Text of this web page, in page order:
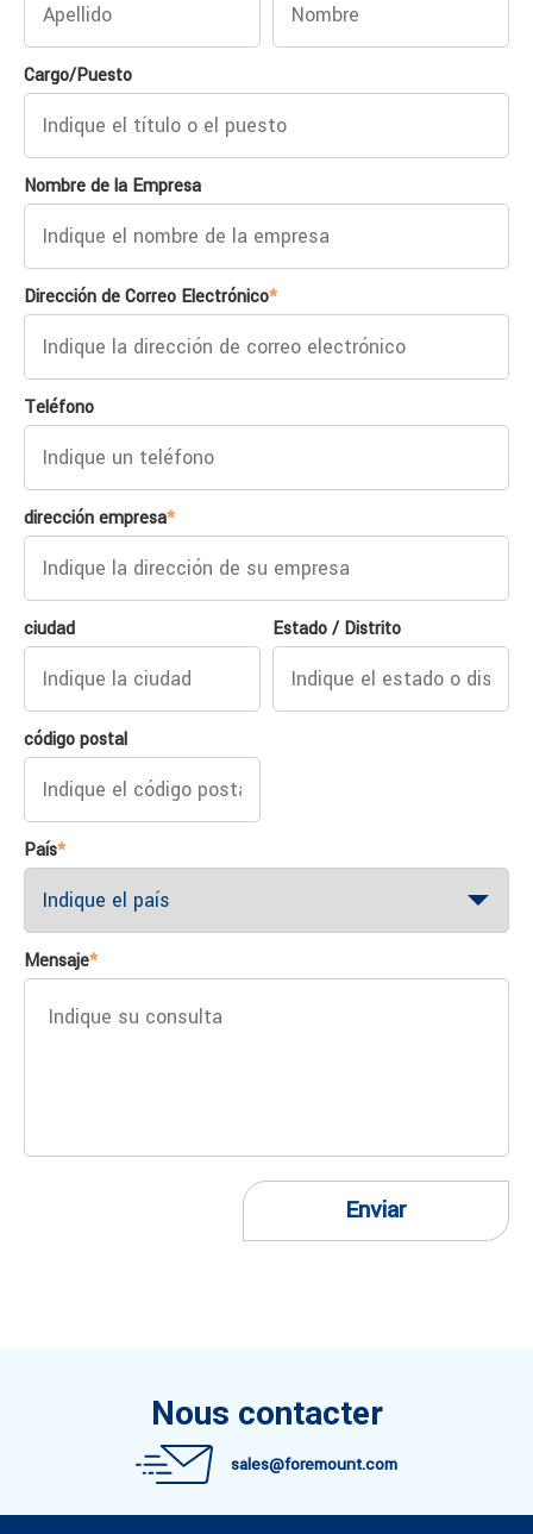
Cargo/Puesto
Nombre de la Empresa
Dirección de Correo Electrónico*
Teléfono
dirección empresa*
ciudad Estado / Distrito
código postal
País*
Mensaje*
Enviar
Nous contacter
sales@foremount.com